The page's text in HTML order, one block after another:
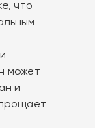
что
может
и